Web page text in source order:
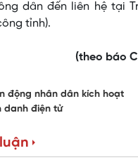
dân đến liên hệ tại
tỉnh).
(theo báo
động nhân dân kích hoạt
danh điện tử